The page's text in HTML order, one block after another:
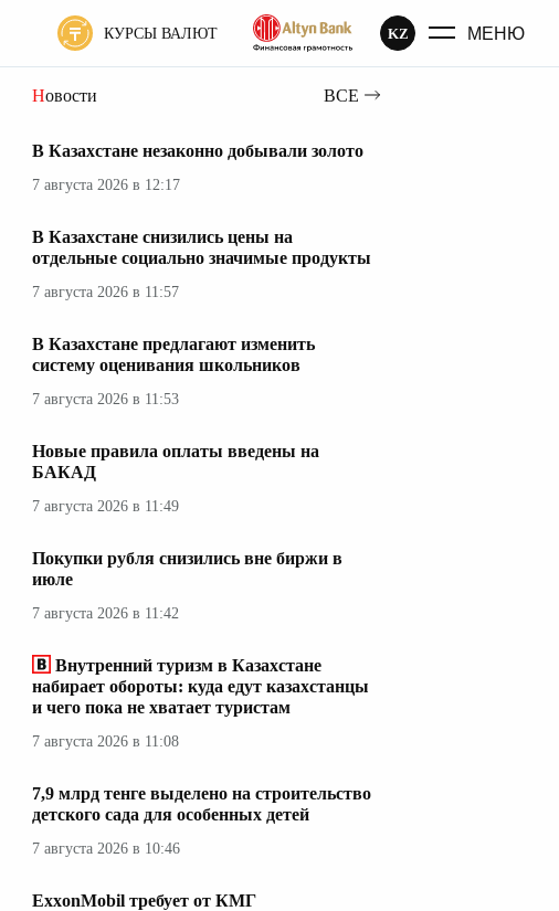
КУРСЫ ВАЛЮТ KZ МЕНЮ
Новости ВСЕ
В Казахстане незаконно добывали золото
7 августа 2026 в 12:17
В Казахстане снизились цены на
отдельные социально значимые продукты
7 августа 2026 в 11:57
В Казахстане предлагают изменить
систему оценивания школьников
7 августа 2026 в 11:53
Новые правила оплаты введены на
БАКАД
7 августа 2026 в 11:49
Покупки рубля снизились вне биржи в
июле
7 августа 2026 в 11:42
Внутренний туризм в Казахстане
набирает обороты: куда едут казахстанцы
и чего пока не хватает туристам
7 августа 2026 в 11:08
7,9 млрд тенге выделено на строительство
детского сада для особенных детей
7 августа 2026 в 10:46
ExxonMobil требует от КМГ